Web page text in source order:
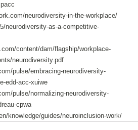
neurodiversity-in-the-workplace/
neurodiversity-as-a-competitive-
content/dam/flagship/workplace-
neurodiversity.pdf
pulse/embracing-neurodiversity-
edd-acc-xuiwe
pulse/normalizing-neurodiversity-
cpwa
knowledge/guides/neuroinclusion-work/